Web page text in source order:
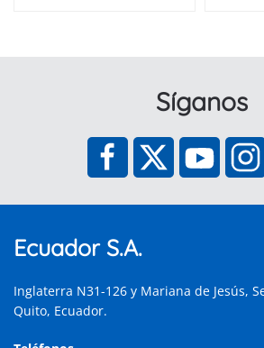
Síganos
Ecuador S.A.
Inglaterra N31-126 y Mariana de Jesús,
Quito, Ecuador.